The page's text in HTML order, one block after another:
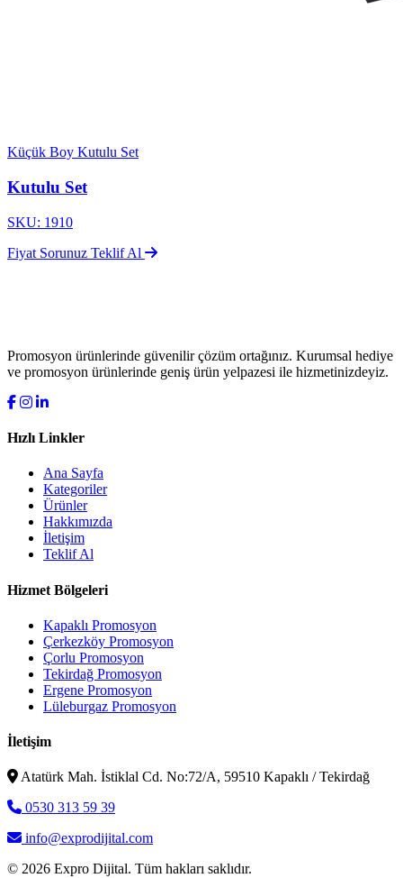
Küçük Boy Kutulu Set
Kutulu Set
SKU: 1910
Fiyat Sorunuz Teklif Al
Promosyon ürünlerinde güvenilir çözüm ortağınız. Kurumsal hediye
ve promosyon ürünlerinde geniş ürün yelpazesi ile hizmetinizdeyiz.
Hızlı Linkler
Ana Sayfa
Kategoriler
Ürünler
Hakkımızda
İletişim
Teklif Al
Hizmet Bölgeleri
Kapaklı Promosyon
Çerkezköy Promosyon
Çorlu Promosyon
Tekirdağ Promosyon
Ergene Promosyon
Lüleburgaz Promosyon
İletişim
Atatürk Mah. İstiklal Cd. No:72/A, 59510 Kapaklı / Tekirdağ
0530 313 59 39
info@exprodijital.com
© 2026 Expro Dijital. Tüm hakları saklıdır.